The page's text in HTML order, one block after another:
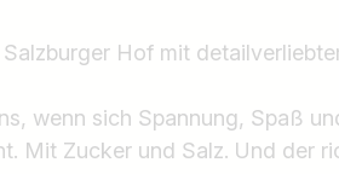
Hof mit
wenn sich Spannung, Spaß
Mit Zucker und Salz. Und der